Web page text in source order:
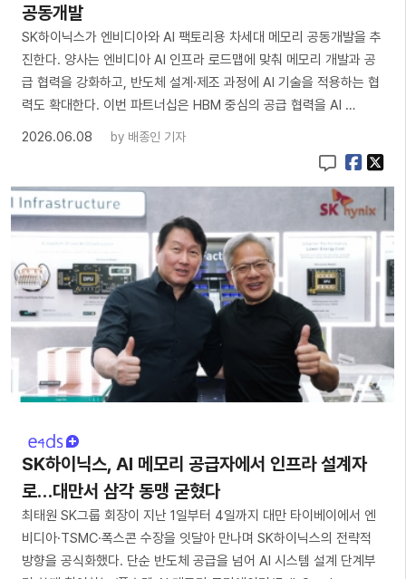
공동개발
SK하이닉스가 엔비디아와 AI 팩토리용 차세대 메모리 공동개발을 추
진한다. 양사는 엔비디아 AI 인프라 로드맵에 맞춰 메모리 개발과 공
급 협력을 강화하고, 반도체 설계·제조 과정에 AI 기술을 적용하는 협
력도 확대한다. 이번 파트너십은 HBM 중심의 공급 협력을 AI …
2026.06.08
by 배종인 기자
SK하이닉스, AI 메모리 공급자에서 인프라 설계자
로…대만서 삼각 동맹 굳혔다
최태원 SK그룹 회장이 지난 1일부터 4일까지 대만 타이베이에서 엔
비디아·TSMC·폭스콘 수장을 잇달아 만나며 SK하이닉스의 전략적
방향을 공식화했다. 단순 반도체 공급을 넘어 AI 시스템 설계 단계부